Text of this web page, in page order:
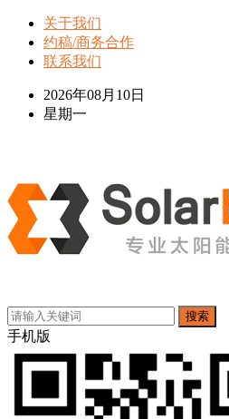
关于我们
约稿/商务合作
联系我们
2026年08月10日
星期一
搜索
手机版